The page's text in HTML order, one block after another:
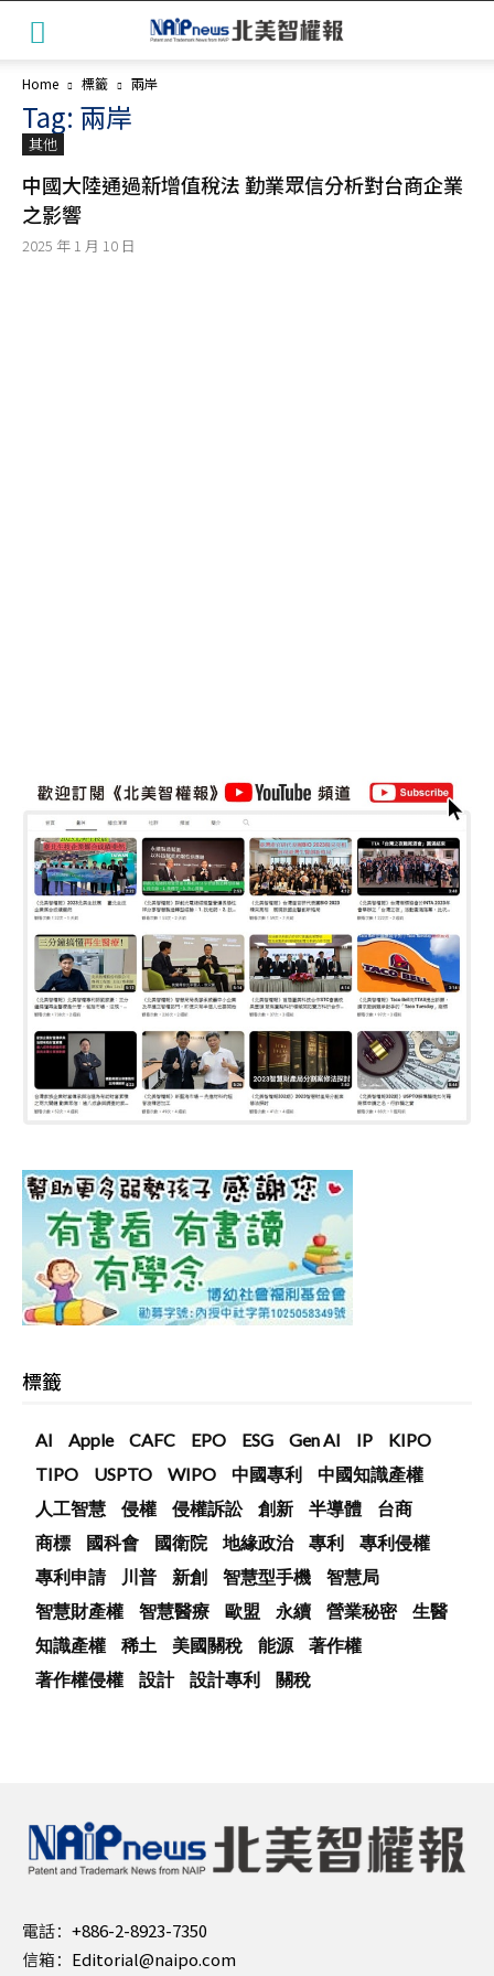
Home 標籤 兩岸
Tag: 兩岸
其他
中國大陸通過新增值稅法 勤業眾信分析對台商企業
之影響
2025 年 1 月 10 日
標籤
AI Apple CAFC EPO ESG Gen AI IP
KIPO
TIPO
USPTO WIPO 中國專利
中國知識產權
人工智慧
侵權 侵權訴訟 創新 半導體
台商
商標
國科會 國衛院 地緣政治 專利
專利侵權
專利申請
川普 新創 智慧型手機
智慧局
智慧財產權
智慧醫療 歐盟 永續 營業秘密
生醫
知識產權
稀土 美國關稅 能源
著作權
著作權侵權
設計 設計專利 關稅
電話： +886-2-8923-7350
信箱： Editorial@naipo.com